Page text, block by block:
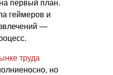
первый план.
геймеров и
—
труда
но